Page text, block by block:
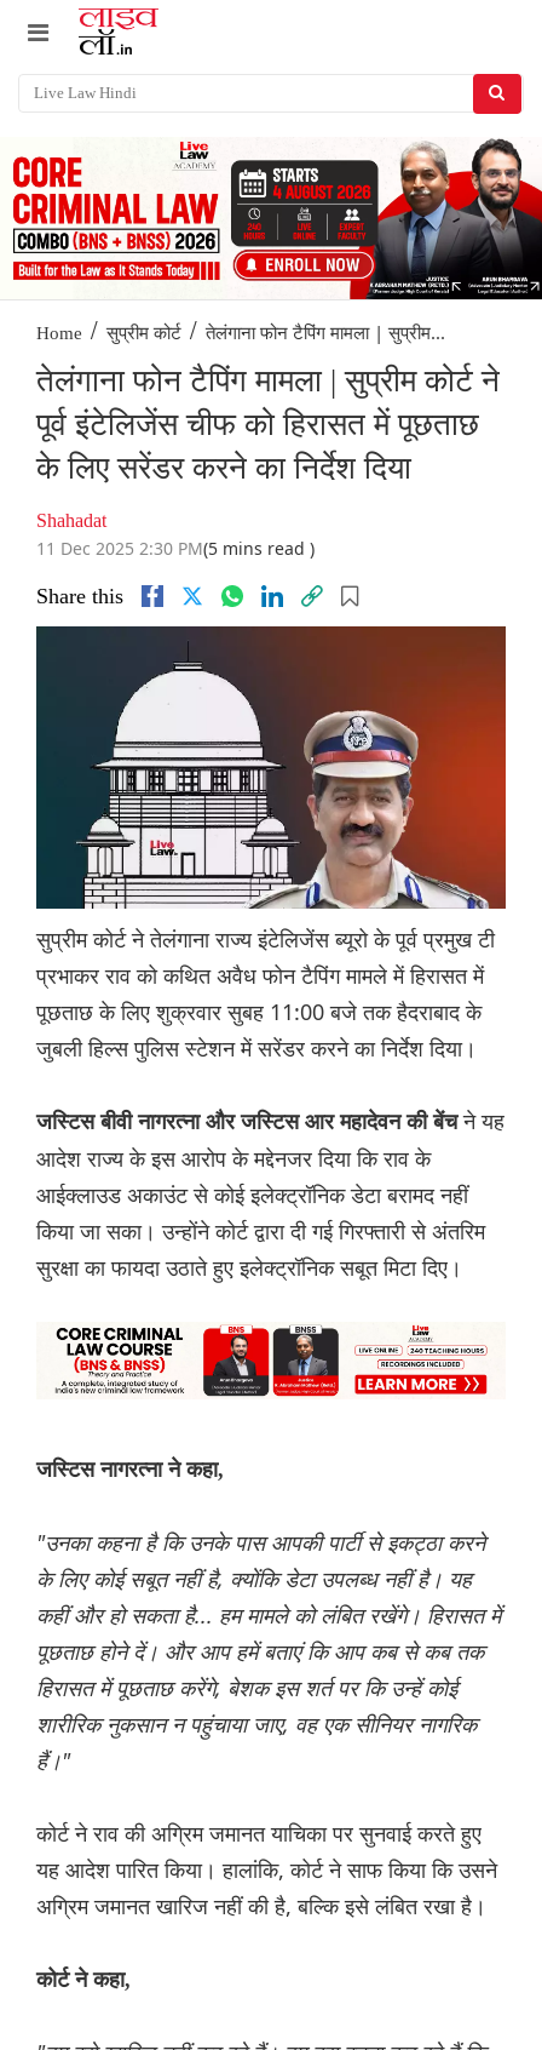
Home / सुप्रीम कोर्ट / तेलंगाना फोन टैपिंग मामला | सुप्रीम...
तेलंगाना फोन टैपिंग मामला | सुप्रीम कोर्ट ने
पूर्व इंटेलिजेंस चीफ को हिरासत में पूछताछ
के लिए सरेंडर करने का निर्देश दिया
Shahadat
11 Dec 2025 2:30 PM(5 mins read )
Share this
सुप्रीम कोर्ट ने तेलंगाना राज्य इंटेलिजेंस ब्यूरो के पूर्व प्रमुख टी
प्रभाकर राव को कथित अवैध फोन टैपिंग मामले में हिरासत में
पूछताछ के लिए शुक्रवार सुबह 11:00 बजे तक हैदराबाद के
जुबली हिल्स पुलिस स्टेशन में सरेंडर करने का निर्देश दिया।
जस्टिस बीवी नागरत्ना और जस्टिस आर महादेवन की बेंचने यह
आदेश राज्य के इस आरोप के मद्देनजर दिया कि राव के
आईक्लाउड अकाउंट से कोई इलेक्ट्रॉनिक डेटा बरामद नहीं
किया जा सका। उन्होंने कोर्ट द्वारा दी गई गिरफ्तारी से अंतरिम
सुरक्षा का फायदा उठाते हुए इलेक्ट्रॉनिक सबूत मिटा दिए।
जस्टिस नागरत्ना ने कहा,
"उनका कहना है कि उनके पास आपकी पार्टी से इकट्ठा करने
के लिए कोई सबूत नहीं है, क्योंकि डेटा उपलब्ध नहीं है। यह
कहीं और हो सकता है... हम मामले को लंबित रखेंगे। हिरासत में
पूछताछ होने दें। और आप हमें बताएं कि आप कब से कब तक
हिरासत में पूछताछ करेंगे, बेशक इस शर्त पर कि उन्हें कोई
शारीरिक नुकसान न पहुंचाया जाए, वह एक सीनियर नागरिक
हैं।"
कोर्ट ने राव की अग्रिम जमानत याचिका पर सुनवाई करते हुए
यह आदेश पारित किया। हालांकि, कोर्ट ने साफ किया कि उसने
अग्रिम जमानत खारिज नहीं की है, बल्कि इसे लंबित रखा है।
कोर्ट ने कहा,